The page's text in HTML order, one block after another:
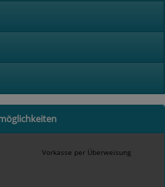
Vorkasse per Überweisung